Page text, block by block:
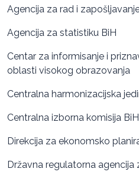
Agencija za rad i
Agencija za statistiku BiH
Centar za informisanje i
oblasti visokog obrazovanja
Centralna harmonizacijska
Centralna izborna komisija BiH
Direkcija za ekonomsko
Državna regulatorna agencija